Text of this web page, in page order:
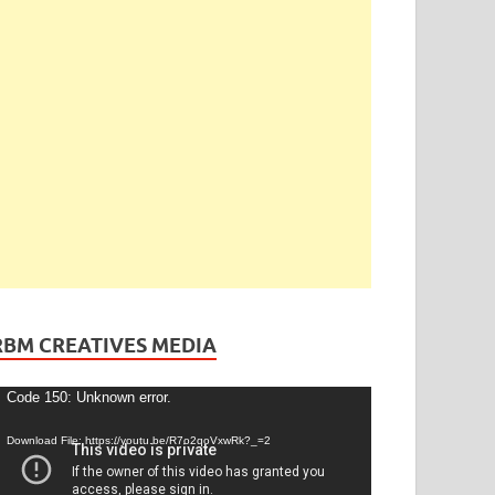
CREATIVES MEDIA
Code 150: Unknown error.
Download File: https://youtu.be/R7o2qoVxwRk?_=2